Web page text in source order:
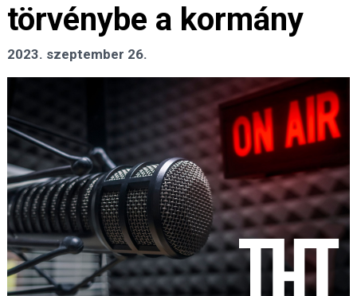
törvénybe a kormány
2023. szeptember 26.